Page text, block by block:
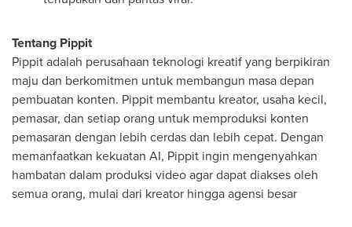
Tentang Pippit
Pippit adalah perusahaan teknologi kreatif yang berpikiran
maju dan berkomitmen untuk membangun masa depan
pembuatan konten. Pippit membantu kreator, usaha kecil,
pemasar, dan setiap orang untuk memproduksi konten
pemasaran dengan lebih cerdas dan lebih cepat. Dengan
memanfaatkan kekuatan AI, Pippit ingin mengenyahkan
hambatan dalam produksi video agar dapat diakses oleh
semua orang, mulai dari kreator hingga agensi besar